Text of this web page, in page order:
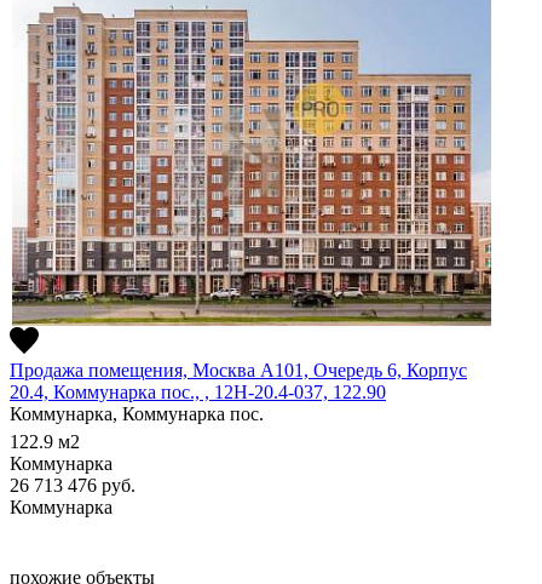
Продажа помещения, Москва А101, Очередь 6, Корпус
20.4, Коммунарка пос., , 12Н-20.4-037, 122.90
Коммунарка, Коммунарка пос.
122.9 м2
Коммунарка
26 713 476 руб.
Коммунарка
похожие объекты